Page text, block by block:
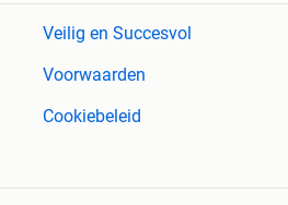
Veilig en Succesvol
Voorwaarden
Cookiebeleid